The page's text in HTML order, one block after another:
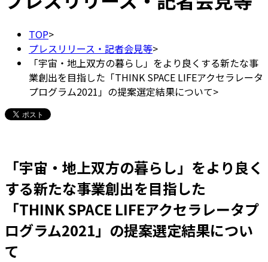
TOP>
プレスリリース・記者会見等>
「宇宙・地上双方の暮らし」をより良くする新たな事
業創出を目指した「THINK SPACE LIFEアクセラレータ
プログラム2021」の提案選定結果について>
「宇宙・地上双方の暮らし」をより良く
する新たな事業創出を目指した
「THINK SPACE LIFEアクセラレータプ
ログラム2021」の提案選定結果につい
て